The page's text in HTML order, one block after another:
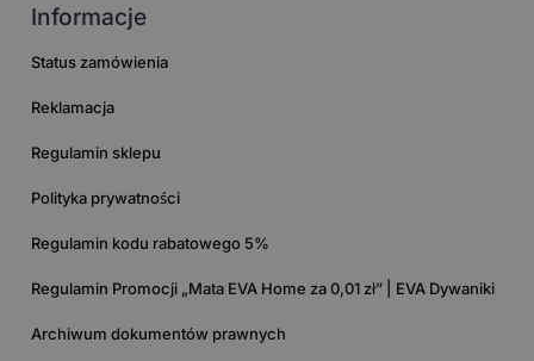
Informacje
Status zamówienia
Reklamacja
Regulamin sklepu
Polityka prywatności
Regulamin kodu rabatowego 5%
Regulamin Promocji „Mata EVA Home za 0,01 zł” | EVA Dywaniki
Archiwum dokumentów prawnych